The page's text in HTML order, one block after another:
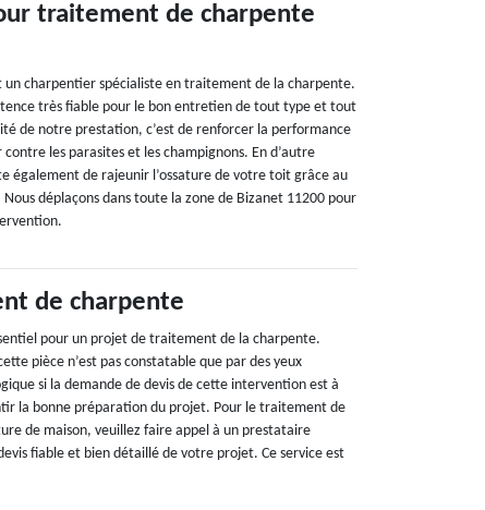
traitement de charpente
un charpentier spécialiste en traitement de la charpente.
très fiable pour le bon entretien de tout type et tout
de notre prestation, c’est de renforcer la performance
les parasites et les champignons. En d’autre
également de rajeunir l’ossature de votre toit grâce au
déplaçons dans toute la zone de Bizanet 11200 pour
de charpente
pour un projet de traitement de la charpente.
pièce n’est pas constatable que par des yeux
si la demande de devis de cette intervention est à
la bonne préparation du projet. Pour le traitement de
de maison, veuillez faire appel à un prestataire
fiable et bien détaillé de votre projet. Ce service est